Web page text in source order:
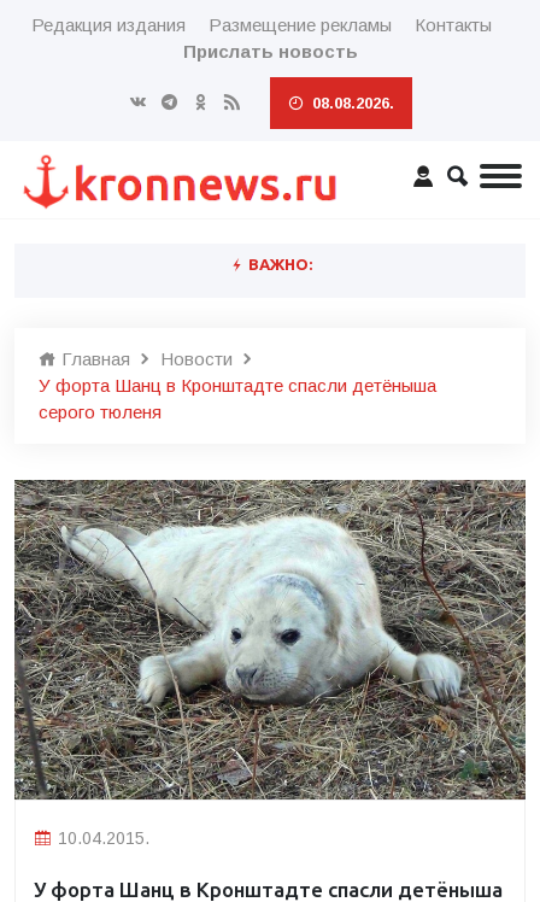
Редакция издания Размещение рекламы
Контакты
Прислать новость
08.08.2026.
ВАЖНО:
Главная
Новости
У форта Шанц в Кронштадте спасли детёныша
серого тюленя
10.04.2015.
У форта Шанц в Кронштадте спасли детёныша